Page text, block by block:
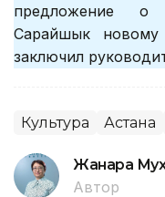
предложение о
Сарайшык
заключил
Культура Астана
Жанара
Автор